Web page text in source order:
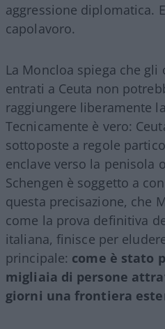
aggressione diplomatica.
capolavoro.
La Moncloa spiega che
entrati a Ceuta non
raggiungere liberamente
Tecnicamente è vero:
sottoposte a regole
enclave verso la penisola
Schengen è soggetto a
questa precisazione, che
come la prova definitiva
italiana, finisce per
principale: come è stato
migliaia di persone
giorni una frontiera